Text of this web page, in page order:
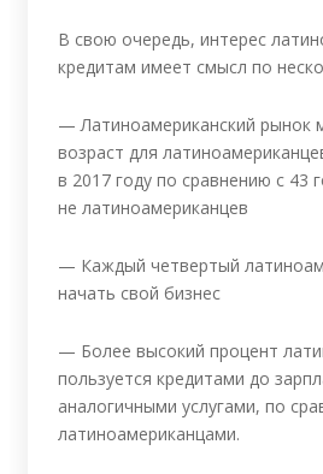
В свою очередь, интерес
кредитам имеет смысл по
— Латиноамериканский рынок
возраст для
в 2017 году по сравнению с 43
не латиноамериканцев
— Каждый четвертый
начать свой бизнес
— Более высокий процент
пользуется кредитами до
аналогичными услугами, по
латиноамериканцами.